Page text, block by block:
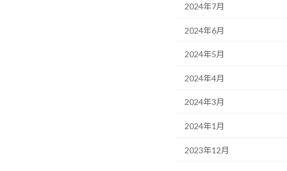
2024年7月
2024年6月
2024年5月
2024年4月
2024年3月
2024年1月
2023年12月